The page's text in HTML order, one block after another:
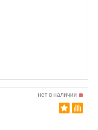
нет в наличии